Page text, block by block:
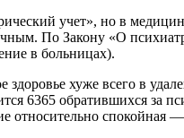
учет», но в
По Закону «О
в больницах).
здоровье хуже всего в
6365 обратившихся
относительно спокойная